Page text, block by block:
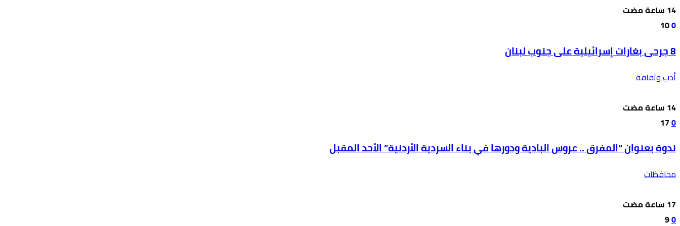
0
10
8 جرحى بغارات إسرائيلية على جنوب لبنان
أدب وثقافة
0
17
ندوة بعنوان “المفرق .. عروس البادية ودورها في بناء السردية الأردنية” الأحد المقبل
محافظات
0
9